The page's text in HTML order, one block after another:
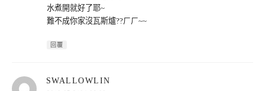
水煮開就好了耶~
難不成你家沒瓦斯爐??ㄏㄏ~~
回覆
SWALLOWLIN